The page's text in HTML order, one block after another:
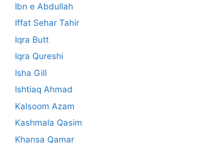
Ibn e Abdullah
Iffat Sehar Tahir
Iqra Butt
Iqra Qureshi
Isha Gill
Ishtiaq Ahmad
Kalsoom Azam
Kashmala Qasim
Khansa Qamar